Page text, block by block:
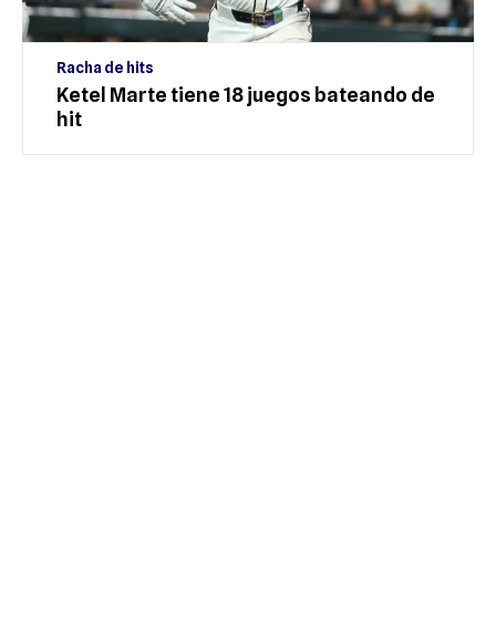
Racha de hits
Ketel Marte tiene 18 juegos bateando de
hit